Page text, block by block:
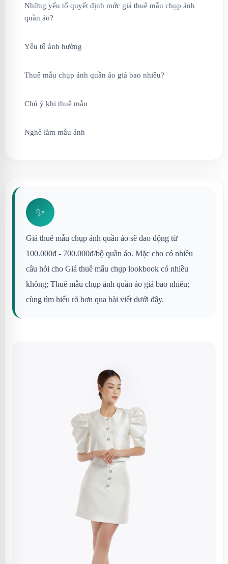
Những yếu tố quyết định mức giá thuê mẫu chụp ảnh
quần áo?
Yếu tố ảnh hưởng
Thuê mẫu chụp ảnh quần áo giá bao nhiêu?
Chú ý khi thuê mẫu
Nghề làm mẫu ảnh
✨
Giá thuê mẫu chụp ảnh quần áo sẽ dao động từ
100.000đ - 700.000đ/bộ quần áo. Mặc cho có nhiều
câu hỏi cho Giá thuê mẫu chụp lookbook có nhiều
không; Thuê mẫu chụp ảnh quần áo giá bao nhiêu;
cùng tìm hiểu rõ hơn qua bài viết dưới đây.